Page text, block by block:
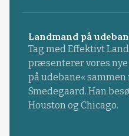
Landmand på
Tag med Effektivt
præsenterer vores
på udebane«
Smedegaard. Han
Houston og Chicago.